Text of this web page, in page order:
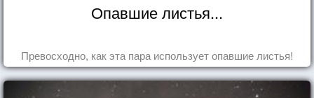
Опавшие листья...
Превосходно, как эта пара использует опавшие листья!